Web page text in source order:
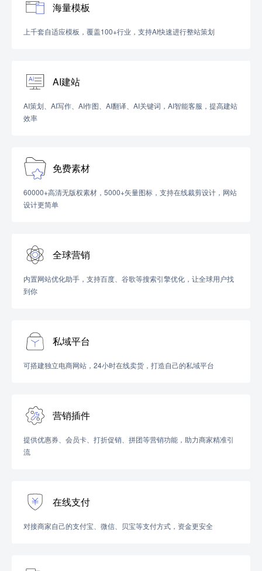
海量模板
上千套自适应模板，覆盖100+行业，支持AI快速进行整站策划
AI建站
AI策划、AI写作、AI作图、AI翻译、AI关键词，AI智能客服，提高建站
效率
免费素材
60000+高清无版权素材，5000+矢量图标，支持在线裁剪设计，网站
设计更简单
全球营销
内置网站优化助手，支持百度、谷歌等搜索引擎优化，让全球用户找
到你
私域平台
可搭建独立电商网站，24小时在线卖货，打造自己的私域平台
营销插件
提供优惠券、会员卡、打折促销、拼团等营销功能，助力商家精准引
流
在线支付
对接商家自己的支付宝、微信、贝宝等支付方式，资金更安全